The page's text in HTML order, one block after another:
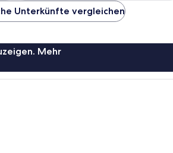
Unterkünfte vergleichen
Mehr